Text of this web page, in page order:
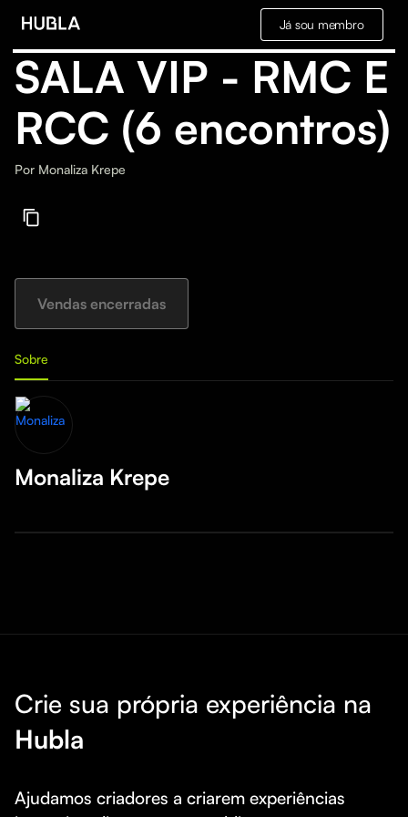
Já sou membro
SALA VIP - RMC E
RCC (6 encontros)
Por Monaliza Krepe
Vendas encerradas
Sobre
Monaliza Krepe
Crie sua própria experiência na
Hubla
Ajudamos criadores a criarem experiências